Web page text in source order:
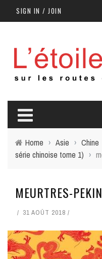
SIGN IN / JOIN
Home › Asie › Chine
série chinoise tome 1) ›
MEURTRES-
31 AOÛT 2018